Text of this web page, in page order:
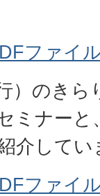
ファイ
）のきら
ミナーと
介してい
ファイ